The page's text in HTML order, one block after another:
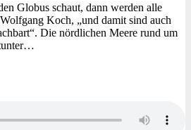
Globus schaut, dann werden alle
Koch, „und damit sind auch
Die nördlichen Meere rund um